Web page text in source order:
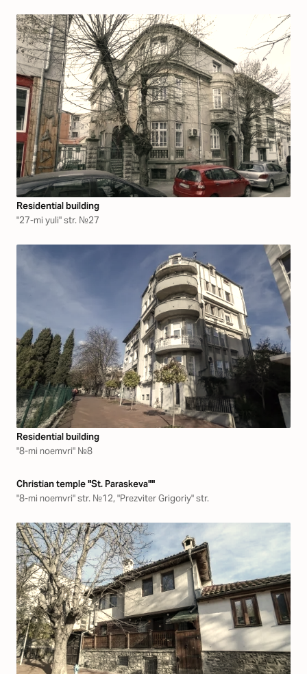
Residential building
"27-mi yuli" str. №27
Residential building
"8-mi noemvri" №8
Christian temple "St. Paraskeva""
"8-mi noemvri" str. №12, "Prezviter Grigoriy" str.